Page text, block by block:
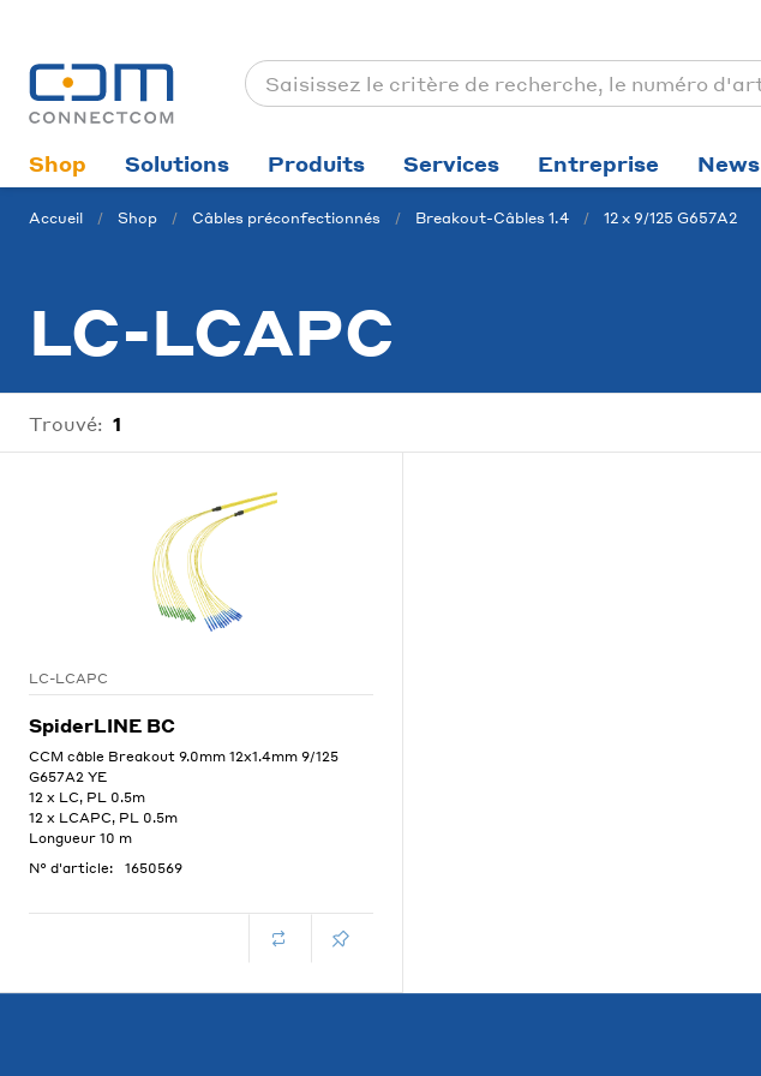
Shop Solutions Produits Services Entreprise News
Accueil Shop Câbles préconfectionnés Breakout-Câbles 1.4 12 x 9/125 G657A2
LC-LCAPC
Trouvé: 1
LC-LCAPC
SpiderLINE BC
CCM câble Breakout 9.0mm 12x1.4mm 9/125
G657A2 YE
12 x LC, PL 0.5m
12 x LCAPC, PL 0.5m
Longueur 10 m
N° d'article:
1650569